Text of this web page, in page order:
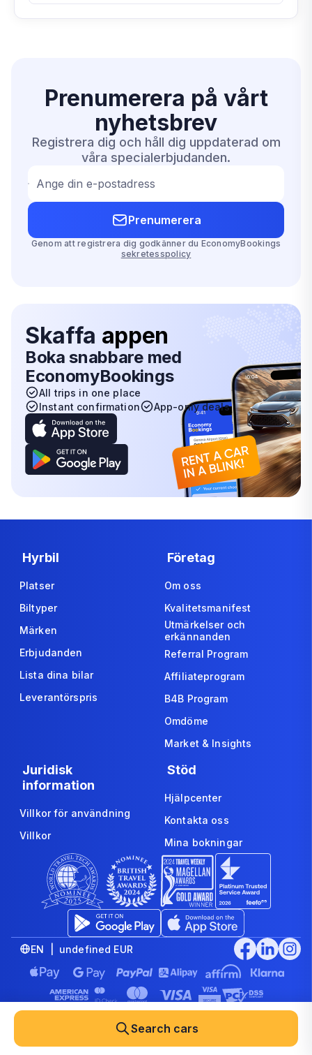
Search cars
Prenumerera på vårt
nyhetsbrev
Registrera dig och håll dig uppdaterad om
våra specialerbjudanden.
Ange din e-postadress
Prenumerera
Genom att registrera dig godkänner du EconomyBookings
sekretesspolicy
Skaffa appen
Boka snabbare med
EconomyBookings
All trips in one place
Instant confirmation
App-only deals
Hyrbil
Platser
Biltyper
Märken
Erbjudanden
Lista dina bilar
Leverantörspris
Företag
Om oss
Kvalitetsmanifest
Utmärkelser och
erkännanden
Referral Program
Affiliateprogram
B4B Program
Omdöme
Market & Insights
Juridisk
information
Villkor för användning
Villkor
Stöd
Hjälpcenter
Kontakta oss
Mina bokningar
EN | undefined EUR
© 2008-2026 www.economybookings.com is part of Booking
Group Corporation Ltd. All rights reserved